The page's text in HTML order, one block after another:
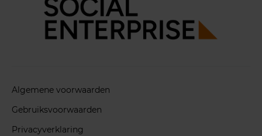
Algemene voorwaarden
Gebruiksvoorwaarden
Privacyverklaring